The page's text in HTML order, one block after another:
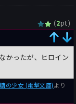
(2pt)
かったが、ヒロイン
の少女 (電撃文庫)より